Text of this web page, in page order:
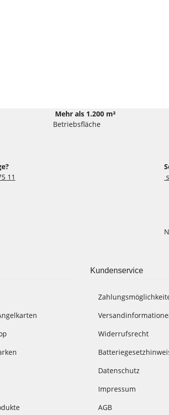
Mehr als 1.200 m²
Betriebsfläche
11
Kundenservice
Widerrufsrecht
Datenschutz
Impressum
AGB